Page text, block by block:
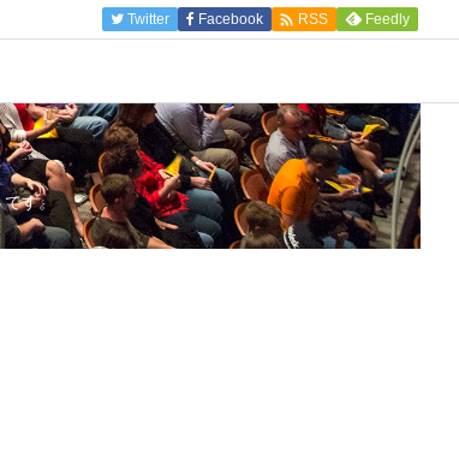
Twitter Facebook  RSS Feedly
です。